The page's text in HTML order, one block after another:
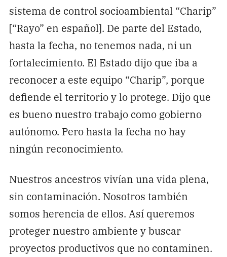
sistema de control socioambiental “Charip”
[“Rayo” en español]. De parte del Estado,
hasta la fecha, no tenemos nada, ni un
fortalecimiento. El Estado dijo que iba a
reconocer a este equipo “Charip”, porque
defiende el territorio y lo protege. Dijo que
es bueno nuestro trabajo como gobierno
autónomo. Pero hasta la fecha no hay
ningún reconocimiento.
Nuestros ancestros vivían una vida plena,
sin contaminación. Nosotros también
somos herencia de ellos. Así queremos
proteger nuestro ambiente y buscar
proyectos productivos que no contaminen.